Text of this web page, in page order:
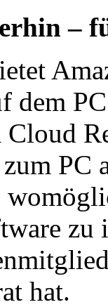
–
dem
PC
hat.